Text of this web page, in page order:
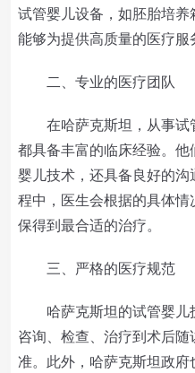
试管婴儿设备，如胚胎培
能够为提供高质量的医疗服
二、专业的医疗团队
在哈萨克斯坦，从事试
都具备丰富的临床经验。
婴儿技术，还具备良好的
程中，医生会根据的具体
保得到最合适的治疗。
三、严格的医疗规范
哈萨克斯坦的试管婴儿
咨询、检查、治疗到术后
准。此外，哈萨克斯坦政